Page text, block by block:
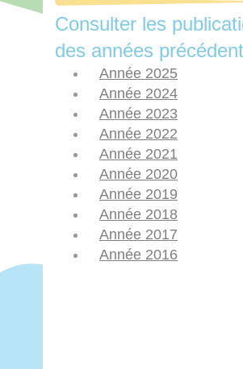
Consulter les
des années
Année 2025
Année 2024
Année 2023
Année 2022
Année 2021
Année 2020
Année 2019
Année 2018
Année 2017
Année 2016